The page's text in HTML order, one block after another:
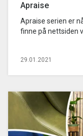
Apraise
Apraise serien er
finne på nettsiden
29.01.2021